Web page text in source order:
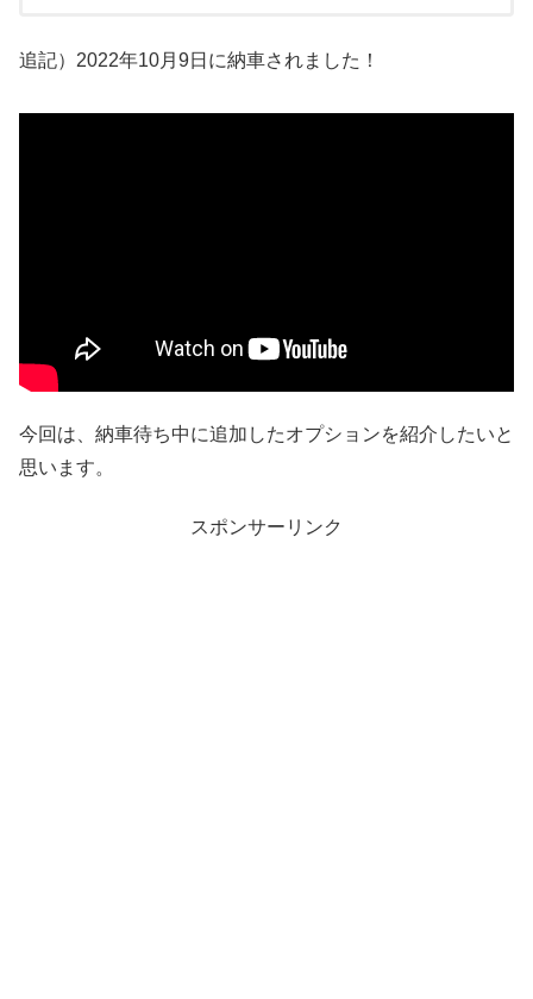
追記）2022年10月9日に納車されました！
今回は、納車待ち中に追加したオプションを紹介したいと
思います。
スポンサーリンク